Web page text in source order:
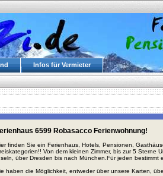
Infos für Vermieter
6599 Robasacco Ferienwohnung!
finden Sie ein Ferienhaus, Hotels, Pensionen,
Von dem kleinen Zimmer, bis zur 5 Sterne
über Dresden bis nach München.Für jeden bestimmt
haben die Möglichkeit, entweder über unsere Karten,